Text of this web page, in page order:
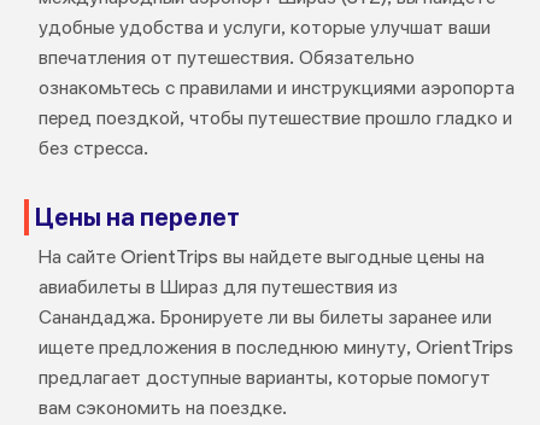
удобные удобства и услуги, которые улучшат ваши
впечатления от путешествия. Обязательно
ознакомьтесь с правилами и инструкциями аэропорта
перед поездкой, чтобы путешествие прошло гладко и
без стресса.
Цены на перелет
На сайте OrientTrips вы найдете выгодные цены на
авиабилеты в Шираз для путешествия из
Санандаджа. Бронируете ли вы билеты заранее или
ищете предложения в последнюю минуту, OrientTrips
предлагает доступные варианты, которые помогут
вам сэкономить на поездке.